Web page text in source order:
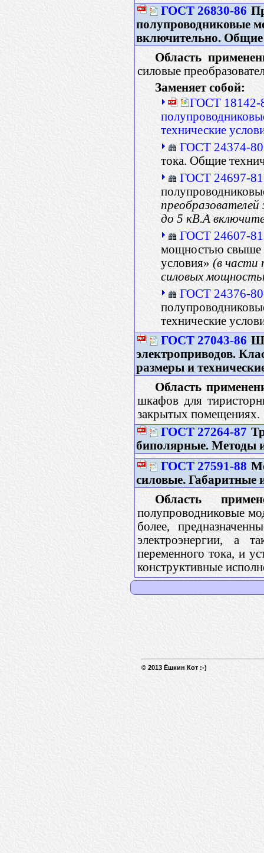
ГОСТ 26830-86
полупроводниковые
включительно. Общие
Область
силовые
Заменяет собой:
ГОСТ 18142-
технические
ГОСТ 24374-80
тока. Общие
ГОСТ 24697-81
до 5 кВ.А
ГОСТ 24607-81
мощностью свыше
условия» (в части
силовых
ГОСТ 24376-80
технические
ГОСТ 27043-86
электроприводов.
размеры и
Область
шкафов для
закрытых помещениях.
ГОСТ 27264-87
биполярные. Методы
ГОСТ 27591-88
силовые. Габаритные
Область
полупроводниковые
более,
электроэнергии, а
переменного тока, и
конструктивные
© 2013 Ёшкин Кот :-)